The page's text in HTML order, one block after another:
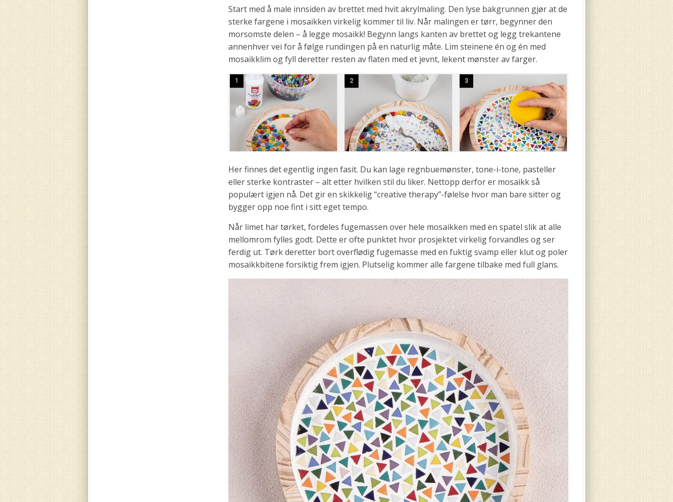
Start med å male innsiden av brettet med hvit akrylmaling. Den lyse bakgrunnen gjør at de
sterke fargene i mosaikken virkelig kommer til liv. Når malingen er tørr, begynner den
morsomste delen – å legge mosaikk! Begynn langs kanten av brettet og legg trekantene
annenhver vei for å følge rundingen på en naturlig måte. Lim steinene én og én med
mosaikklim og fyll deretter resten av flaten med et jevnt, lekent mønster av farger.
Her finnes det egentlig ingen fasit. Du kan lage regnbuemønster, tone-i-tone, pasteller
eller sterke kontraster – alt etter hvilken stil du liker. Nettopp derfor er mosaikk så
populært igjen nå. Det gir en skikkelig “creative therapy”-følelse hvor man bare sitter og
bygger opp noe fint i sitt eget tempo.
Når limet har tørket, fordeles fugemassen over hele mosaikken med en spatel slik at alle
mellomrom fylles godt. Dette er ofte punktet hvor prosjektet virkelig forvandles og ser
ferdig ut. Tørk deretter bort overflødig fugemasse med en fuktig svamp eller klut og poler
mosaikkbitene forsiktig frem igjen. Plutselig kommer alle fargene tilbake med full glans.